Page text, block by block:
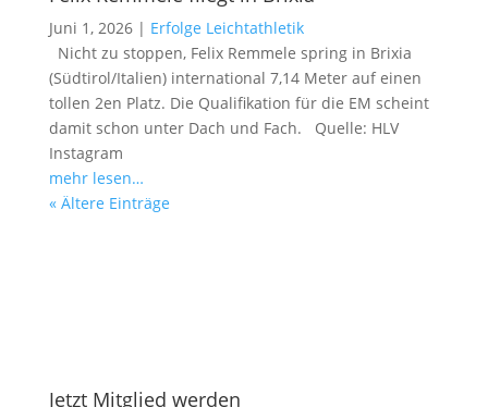
Juni 1, 2026| Erfolge Leichtathletik
Nicht zu stoppen, Felix Remmele spring in Brixia
(Südtirol/Italien) international 7,14 Meter auf einen
tollen 2en Platz. Die Qualifikation für die EM scheint
damit schon unter Dach und Fach. Quelle: HLV
Instagram
mehr lesen…
« Ältere Einträge
Jetzt Mitglied werden